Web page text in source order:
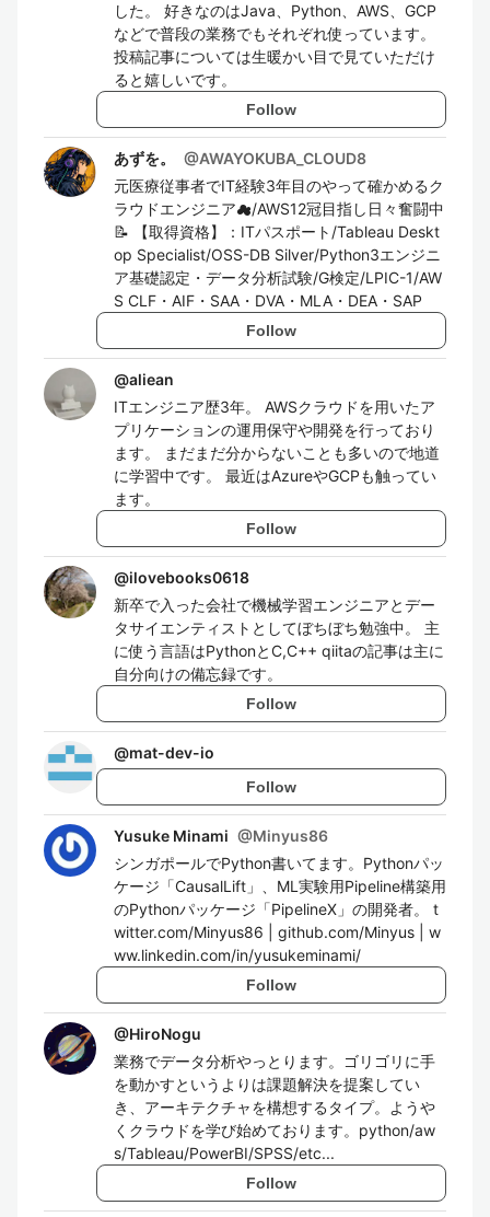
した。 好きなのはJava、Python、AWS、GCP
などで普段の業務でもそれぞれ使っています。
投稿記事については生暖かい目で見ていただけ
ると嬉しいです。
Follow
あずを。 @AWAYOKUBA_CLOUD8
元医療従事者でIT経験3年目のやって確かめるク
ラウドエンジニア☁︎/AWS12冠目指し日々奮闘中
📝 【取得資格】：ITパスポート/Tableau Deskt
op Specialist/OSS-DB Silver/Python3エンジニ
ア基礎認定・データ分析試験/G検定/LPIC-1/AW
S CLF・AIF・SAA・DVA・MLA・DEA・SAP
Follow
@aliean
ITエンジニア歴3年。 AWSクラウドを用いたア
プリケーションの運用保守や開発を行っており
ます。 まだまだ分からないことも多いので地道
に学習中です。 最近はAzureやGCPも触ってい
ます。
Follow
@ilovebooks0618
新卒で入った会社で機械学習エンジニアとデー
タサイエンティストとしてぼちぼち勉強中。 主
に使う言語はPythonとC,C++ qiitaの記事は主に
自分向けの備忘録です。
Follow
@mat-dev-io
Follow
Yusuke Minami @Minyus86
シンガポールでPython書いてます。Pythonパッ
ケージ「CausalLift」、ML実験用Pipeline構築用
のPythonパッケージ「PipelineX」の開発者。 t
witter.com/Minyus86 | github.com/Minyus | w
ww.linkedin.com/in/yusukeminami/
Follow
@HiroNogu
業務でデータ分析やっとります。ゴリゴリに手
を動かすというよりは課題解決を提案してい
き、アーキテクチャを構想するタイプ。ようや
くクラウドを学び始めております。python/aw
s/Tableau/PowerBI/SPSS/etc...
Follow